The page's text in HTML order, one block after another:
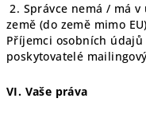
2. Správce nemá / má
země (do země mimo
Příjemci osobních
poskytovatelé
VI. Vaše práva